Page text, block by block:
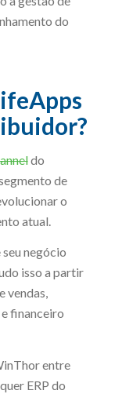
do
do
de
o
atual.
negócio
isso a partir
vendas,
financeiro
entre
ERP do